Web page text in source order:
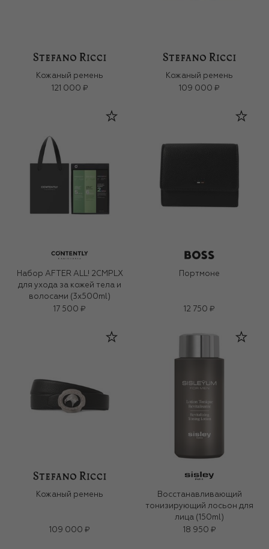
Кожаный ремень
121 000 ₽
Кожаный ремень
109 000 ₽
Набор AFTER ALL! 2CMPLX
для ухода за кожей тела и
волосами (3x500ml)
17 500 ₽
Портмоне
12 750 ₽
Кожаный ремень
109 000 ₽
Восстанавливающий
тонизирующий лосьон для
лица (150ml)
18 950 ₽